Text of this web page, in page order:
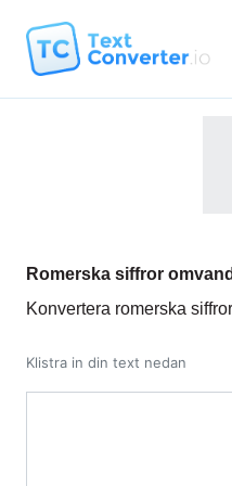
Romerska siffror
Konvertera romerska
Klistra in din text nedan